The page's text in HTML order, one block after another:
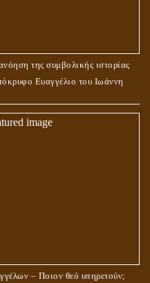
της συμβολικής ιστορίας
Ευαγγέλιο του Ιωάννη
– Ποιον θεό υπηρετούν;